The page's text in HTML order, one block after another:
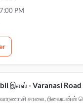
276138
அசாம்கர், 276001
PM
இஎஸ் - Varanasi Road
வாரணாசி சாலை, ரிலையன்ஸ்